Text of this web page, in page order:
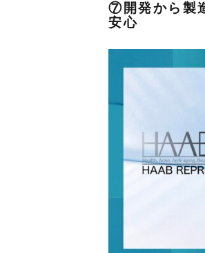
⑦開発から製
安心